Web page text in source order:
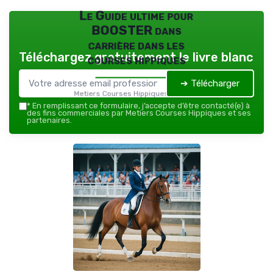
Le Guide ultime pour
BOOSTER dans
carrière dans les
courses hippiques
Metiers Courses Hippiques — 2026
Téléchargez gratuitement le livre blanc
➔ Télécharger
* En remplissant ce formulaire, j’accepte d’être contacté(e) à
des fins commerciales par Metiers Courses Hippiques et ses
partenaires.